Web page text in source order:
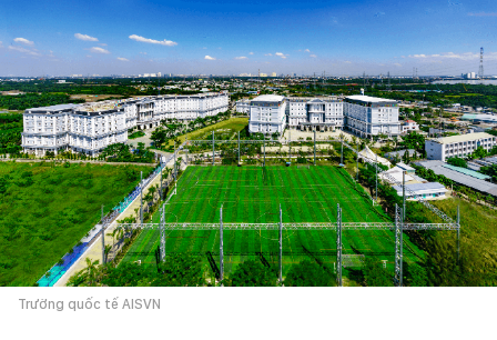
Trường quốc tế AISVN